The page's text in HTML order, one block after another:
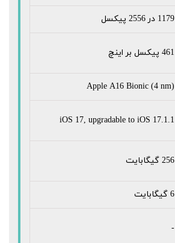
1179 در 2556 پیکسل
461 پیکسل بر اینچ
Apple A16 Bionic (4 nm)
iOS 17, upgradable to iOS 17.1.1
256 گیگابایت
6 گیگابایت
-